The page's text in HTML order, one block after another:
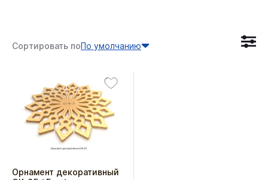
Сортировать поПо умолчанию
Орнамент декоративный